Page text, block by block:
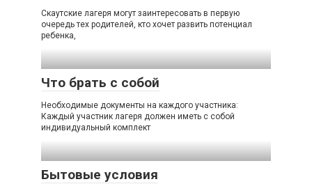
Скаутские лагеря могут заинтересовать в первую
очередь тех родителей, кто хочет развить потенциал
ребенка,
Что брать с собой
Необходимые документы на каждого участника:
Каждый участник лагеря должен иметь с собой
индивидуальный комплект
Бытовые условия